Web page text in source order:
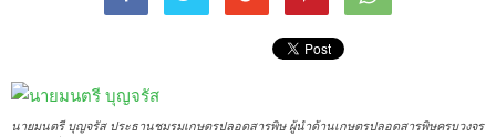
นายมนตรี บุญจรัส ประธานชมรมเกษตรปลอดสารพิษ ผู้นำด้านเกษตรปลอดสารพิษครบวงจร